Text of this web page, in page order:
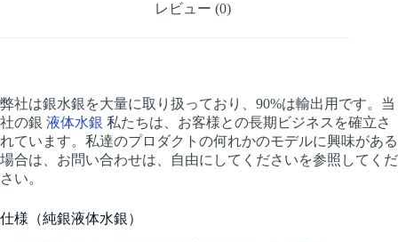
レビュー (0)
弊社は銀水銀を大量に取り扱っており、90%は輸出用です。当
社の銀 液体水銀 私たちは、お客様との長期ビジネスを確立さ
れています。私達のプロダクトの何れかのモデルに興味がある
場合は、お問い合わせは、自由にしてくださいを参照してくだ
さい。
仕様（純銀液体水銀）